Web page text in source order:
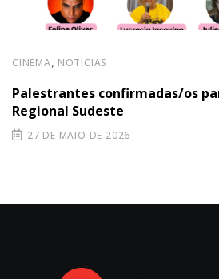
CINEMA, NOTÍCIAS
Palestrantes confirmadas/os
Regional Sudeste
27 DE MAIO DE 2026